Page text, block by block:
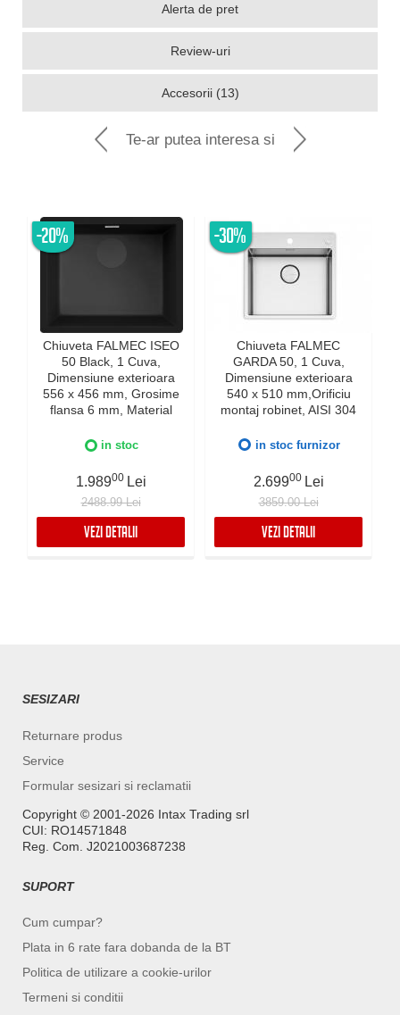
Alerta de pret
Review-uri
Accesorii (13)
Te-ar putea interesa si
-20%
Chiuveta FALMEC ISEO
50 Black, 1 Cuva,
Dimensiune exterioara
556 x 456 mm, Grosime
flansa 6 mm, Material
Preaplin Perimetral,
blat
in stoc
1.98900 Lei
2488.99 Lei
VEZI DETALII
-30%
Chiuveta FALMEC
GARDA 50, 1 Cuva,
Dimensiune exterioara
540 x 510 mm,Orificiu
montaj robinet, AISI 304
12mm, Supapa de golire
zgomot, Sistem drenaj
FALMEC, Instalare flush
sau pe blat
in stoc furnizor
2.69900 Lei
3859.00 Lei
VEZI DETALII
SESIZARI
Returnare produs
Service
Formular sesizari si reclamatii
Copyright ©️ 2001-2026 Intax Trading srl
CUI: RO14571848
Reg. Com. J2021003687238
SUPORT
Cum cumpar?
Plata in 6 rate fara dobanda de la BT
Politica de utilizare a cookie-urilor
Termeni si conditii